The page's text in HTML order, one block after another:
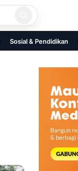
Sosial & Pendidikan